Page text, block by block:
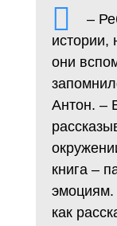
–
истории,
они
Антон. –
книга –
эмоциям.
как